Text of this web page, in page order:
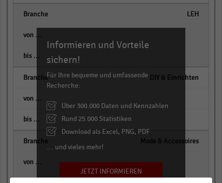
LEH
DIY & Einrichten
Mode & Accessoires
Informieren und Vorteile
sichern!
Für Ihre bequeme und umfassende
Recherche:
Über 300.000 Daten und Kennzahlen
Rund 25.000 Statistiken
Download als Excel, PNG, PDF
… und vieles mehr!
JETZT INFORMIEREN